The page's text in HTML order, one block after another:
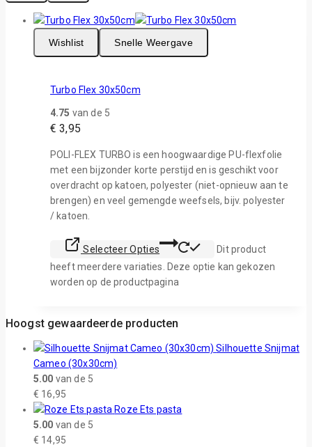
Wishlist Snelle Weergave
Turbo Flex 30x50cm
4.75 van de 5
€ 3,95
POLI-FLEX TURBO is een hoogwaardige PU-flexfolie
met een bijzonder korte perstijd en is geschikt voor
overdracht op katoen, polyester (niet-opnieuw aan te
brengen) en veel gemengde weefsels, bijv. polyester
/ katoen.
Selecteer Opties
Dit product
heeft meerdere variaties. Deze optie kan gekozen
worden op de productpagina
Hoogst gewaardeerde producten
Silhouette Snijmat
Cameo (30x30cm)
5.00 van de 5
€ 16,95
Roze Ets pasta
5.00 van de 5
€ 14,95